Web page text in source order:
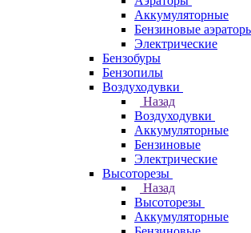
Аккумуляторные
Бензиновые
Электрические
Бензобуры
Бензопилы
Воздуходувки
Назад
Воздуходувки
Аккумуляторные
Бензиновые
Электрические
Высоторезы
Назад
Высоторезы
Аккумуляторные